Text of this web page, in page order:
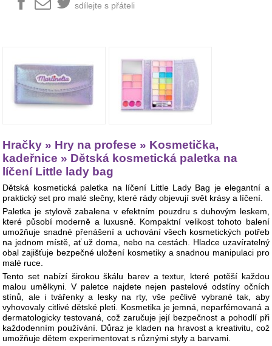
sdílejte s přáteli
Hračky » Hry na profese » Kosmetička,
kadeřnice » Dětská kosmetická paletka na
líčení Little lady bag
Dětská kosmetická paletka na líčení Little Lady Bag je elegantní a
praktický set pro malé slečny, které rády objevují svět krásy a líčení.
Paletka je stylově zabalena v efektním pouzdru s duhovým leskem,
které působí moderně a luxusně. Kompaktní velikost tohoto balení
umožňuje snadné přenášení a uchování všech kosmetických potřeb
na jednom místě, ať už doma, nebo na cestách. Hladce uzavíratelný
obal zajišťuje bezpečné uložení kosmetiky a snadnou manipulaci pro
malé ruce.
Tento set nabízí širokou škálu barev a textur, které potěší každou
malou umělkyni. V paletce najdete nejen pastelové odstíny očních
stínů, ale i tvářenky a lesky na rty, vše pečlivě vybrané tak, aby
vyhovovaly citlivé dětské pleti. Kosmetika je jemná, neparfémovaná a
dermatologicky testovaná, což zaručuje její bezpečnost a pohodlí při
každodenním používání. Důraz je kladen na hravost a kreativitu, což
umožňuje dětem experimentovat s různými styly a barvami.